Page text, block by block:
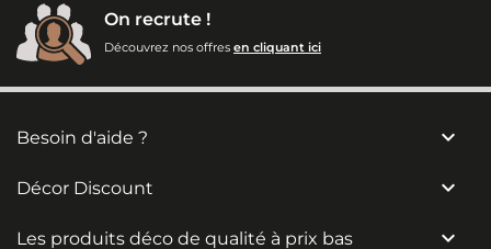
On recrute !
Découvrez nos offres en cliquant ici
Besoin d'aide ? 
Décor Discount 
Les produits déco de qualité à prix bas 